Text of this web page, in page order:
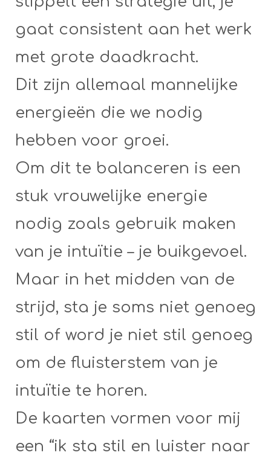
gaat consistent aan het werk
met grote daadkracht.
Dit zijn allemaal mannelijke
energieën die we nodig
hebben voor groei.
Om dit te balanceren is een
stuk vrouwelijke energie
nodig zoals gebruik maken
van je intuïtie – je buikgevoel.
Maar in het midden van de
strijd, sta je soms niet genoeg
stil of word je niet stil genoeg
om de fluisterstem van je
intuïtie te horen.
De kaarten vormen voor mij
een “ik sta stil en luister naar